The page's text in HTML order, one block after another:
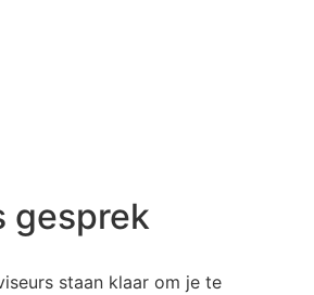
gesprek
staan klaar om je te